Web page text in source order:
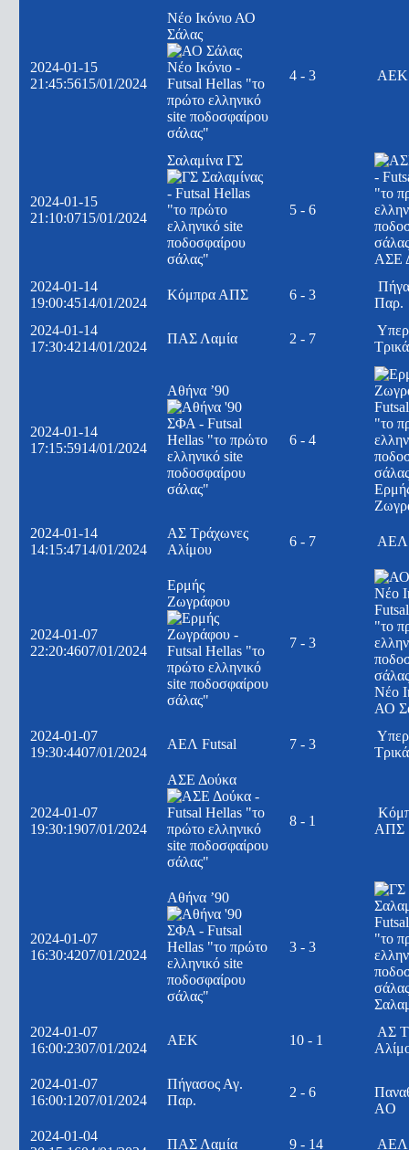
2024-01-15
21:45:5615/01/2024
Νέο Ικόνιο ΑΟ
Σάλας
4 - 3 ΑΕΚ
2024-01-15
21:10:0715/01/2024
Σαλαμίνα ΓΣ
5 - 6
ΑΣΕ
2024-01-14
19:00:4514/01/2024
Κόμπρα ΑΠΣ 6 - 3
Παρ.
2024-01-14
17:30:4214/01/2024
ΠΑΣ Λαμία 2 - 7
2024-01-14
17:15:5914/01/2024
Αθήνα ’90
6 - 4
2024-01-14
14:15:4714/01/2024
ΑΣ Τράχωνες
Αλίμου
6 - 7 ΑΕΛ
2024-01-07
22:20:4607/01/2024
Ερμής
Ζωγράφου
7 - 3
Νέο
ΑΟ
2024-01-07
19:30:4407/01/2024
ΑΕΛ Futsal 7 - 3
2024-01-07
19:30:1907/01/2024
ΑΣΕ Δούκα
8 - 1
ΑΠΣ
2024-01-07
16:30:4207/01/2024
Αθήνα ’90
3 - 3
2024-01-07
16:00:2307/01/2024
ΑΕΚ 10 - 1
ΑΣ
2024-01-07
16:00:1207/01/2024
Πήγασος Αγ.
Παρ.
2 - 6
AO
2024-01-04
ΠΑΣ Λαμία 9 - 14 ΑΕΛ